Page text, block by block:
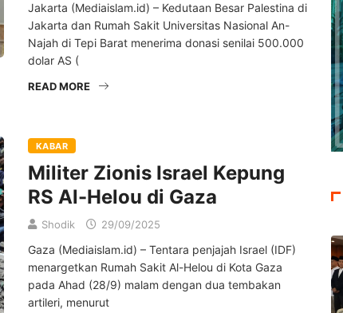
Jakarta (Mediaislam.id) – Kedutaan Besar Palestina di
Jakarta dan Rumah Sakit Universitas Nasional An-
Najah di Tepi Barat menerima donasi senilai 500.000
dolar AS (
READ MORE
KABAR
Militer Zionis Israel Kepung
RS Al-Helou di Gaza
Shodik 29/09/2025
Gaza (Mediaislam.id) – Tentara penjajah Israel (IDF)
menargetkan Rumah Sakit Al-Helou di Kota Gaza
pada Ahad (28/9) malam dengan dua tembakan
artileri, menurut